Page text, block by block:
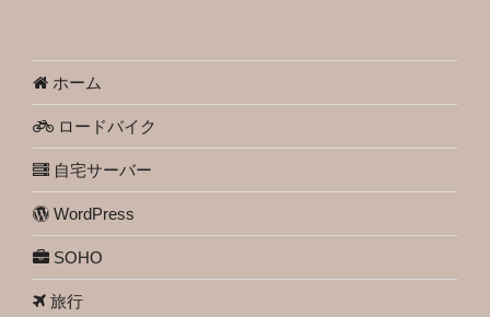
ホーム
ロードバイク
自宅サーバー
WordPress
SOHO
旅行